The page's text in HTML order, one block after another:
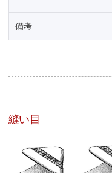
備考
縫い目